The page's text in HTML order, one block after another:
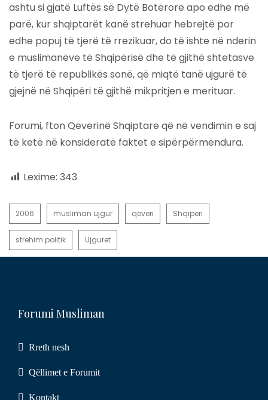
ashtu si gjatë Luftës së Dytë Botërore apo edhe më
parë, kur shqiptarët kanë strehuar hebrejtë por
edhe popuj të tjerë të rrezikuar, do të ishte në nderin
e muslimanëve të Shqipërisë dhe të gjithë shtetasve
të tjerë të republikës sonë, që miqtë tanë ujgurë të
gjejnë në Shqipëri të gjithë mikpritjen e merituar.
Forumi, fton Qeverinë Shqiptare që në vendimin e saj
të ketë në konsideratë faktet e sipërpërmendura.
Lexime: 343
2006 musliman ujgur qeveri Shqiperi
strehim politik Ujguret
Forumi Musliman
Rreth nesh
Qëllimet e Forumit
Kontakt